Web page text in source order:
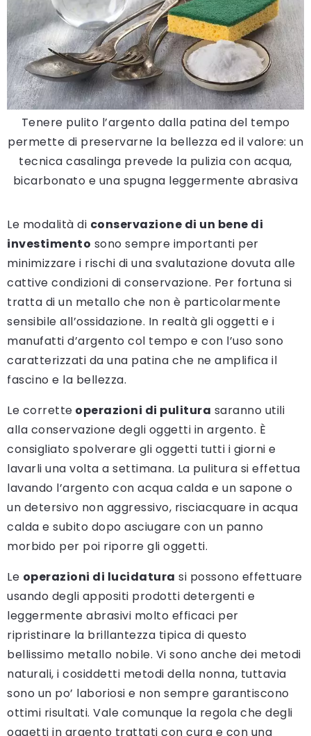
Tenere pulito l’argento dalla patina del tempo
permette di preservarne la bellezza ed il valore: un
tecnica casalinga prevede la pulizia con acqua,
bicarbonato e una spugna leggermente abrasiva
Le modalità di conservazione di un bene di
investimento sono sempre importanti per
minimizzare i rischi di una svalutazione dovuta alle
cattive condizioni di conservazione. Per fortuna si
tratta di un metallo che non è particolarmente
sensibile all’ossidazione. In realtà gli oggetti e i
manufatti d’argento col tempo e con l’uso sono
caratterizzati da una patina che ne amplifica il
fascino e la bellezza.
Le corrette operazioni di pulitura saranno utili
alla conservazione degli oggetti in argento. È
consigliato spolverare gli oggetti tutti i giorni e
lavarli una volta a settimana. La pulitura si effettua
lavando l’argento con acqua calda e un sapone o
un detersivo non aggressivo, risciacquare in acqua
calda e subito dopo asciugare con un panno
morbido per poi riporre gli oggetti.
Le operazioni di lucidatura si possono effettuare
usando degli appositi prodotti detergenti e
leggermente abrasivi molto efficaci per
ripristinare la brillantezza tipica di questo
bellissimo metallo nobile. Vi sono anche dei metodi
naturali, i cosiddetti metodi della nonna, tuttavia
sono un po’ laboriosi e non sempre garantiscono
ottimi risultati. Vale comunque la regola che degli
oggetti in argento trattati con cura e con una